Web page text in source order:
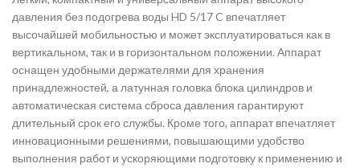
давления без подогрева воды HD 5/17 C впечатляет
высочайшей мобильностью и может эксплуатироваться как в
вертикальном, так и в горизонтальном положении. Аппарат
оснащен удобными держателями для хранения
принадлежностей, а латунная головка блока цилиндров и
автоматическая система сброса давления гарантируют
длительный срок его службы. Кроме того, аппарат впечатляет
инновационными решениями, повышающими удобство
выполнения работ и ускоряющими подготовку к применению и